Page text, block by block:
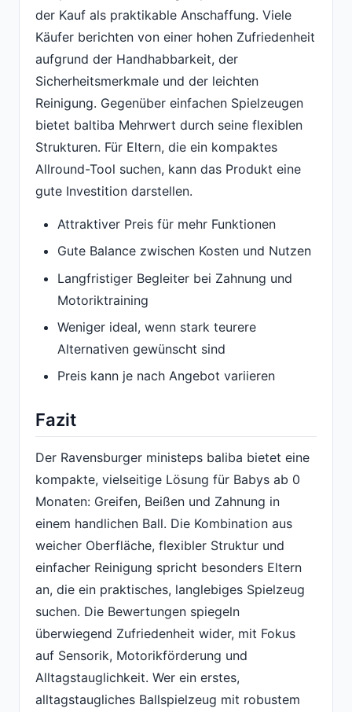
der Kauf als praktikable Anschaffung. Viele
Käufer berichten von einer hohen Zufriedenheit
aufgrund der Handhabbarkeit, der
Sicherheitsmerkmale und der leichten
Reinigung. Gegenüber einfachen Spielzeugen
bietet baltiba Mehrwert durch seine flexiblen
Strukturen. Für Eltern, die ein kompaktes
Allround-Tool suchen, kann das Produkt eine
gute Investition darstellen.
Attraktiver Preis für mehr Funktionen
Gute Balance zwischen Kosten und Nutzen
Langfristiger Begleiter bei Zahnung und
Motoriktraining
Weniger ideal, wenn stark teurere
Alternativen gewünscht sind
Preis kann je nach Angebot variieren
Fazit
Der Ravensburger ministeps baliba bietet eine
kompakte, vielseitige Lösung für Babys ab 0
Monaten: Greifen, Beißen und Zahnung in
einem handlichen Ball. Die Kombination aus
weicher Oberfläche, flexibler Struktur und
einfacher Reinigung spricht besonders Eltern
an, die ein praktisches, langlebiges Spielzeug
suchen. Die Bewertungen spiegeln
überwiegend Zufriedenheit wider, mit Fokus
auf Sensorik, Motorikförderung und
Alltagstauglichkeit. Wer ein erstes,
alltagstaugliches Ballspielzeug mit robustem